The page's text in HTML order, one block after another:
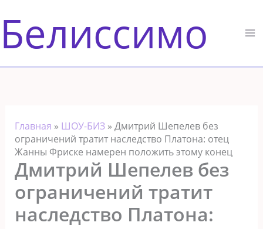
к
содержимому
Белиссимо
Главная » ШОУ-БИЗ» Дмитрий Шепелев без
ограничений тратит наследство Платона: отец
Жанны Фриске намерен положить этому конец
Дмитрий Шепелев без
ограничений тратит
наследство Платона: